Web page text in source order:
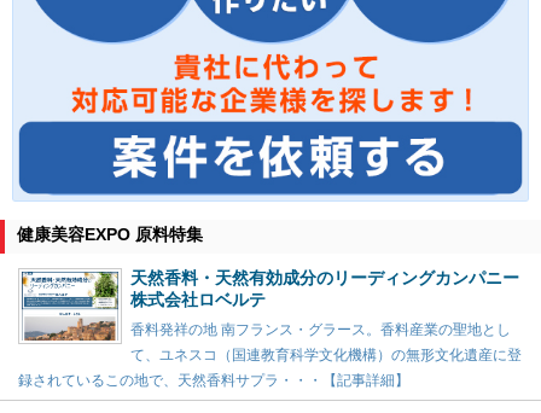
健康美容EXPO 原料特集
天然香料・天然有効成分のリーディングカンパニー
株式会社ロベルテ
香料発祥の地 南フランス・グラース。香料産業の聖地とし
て、ユネスコ（国連教育科学文化機構）の無形文化遺産に登
録されているこの地で、天然香料サプラ・・・【記事詳細】